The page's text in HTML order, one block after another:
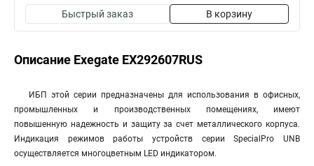
Быстрый заказ В корзину
Описание Exegate EX292607RUS
ИБП этой серии предназначены для использования в офисных,
промышленных и производственных помещениях, имеют
повышенную надежность и защиту за счет металлического корпуса.
Индикация режимов работы устройств серии SpecialPro UNB
осуществляется многоцветным LED индикатором.